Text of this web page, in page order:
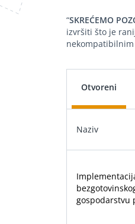
“SKREĆEMO
izvršiti što je
Otvoreni
Naziv
gospodarstvu